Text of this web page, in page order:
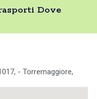
Dove
- Torremaggiore,